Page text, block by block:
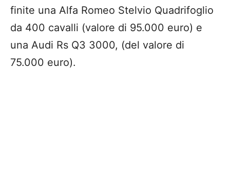
finite una Alfa Romeo Stelvio Quadrifoglio
da 400 cavalli (valore di 95.000 euro) e
una Audi Rs Q3 3000, (del valore di
75.000 euro).